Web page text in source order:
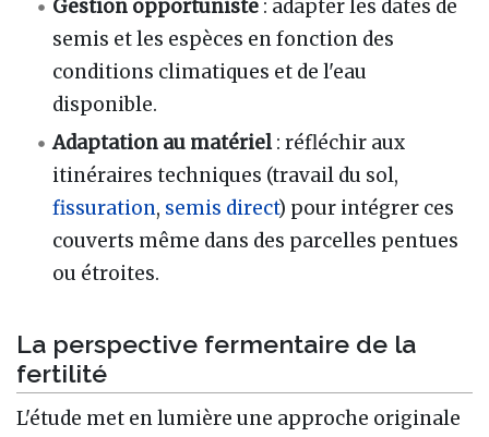
Gestion opportuniste : adapter les dates de
semis et les espèces en fonction des
conditions climatiques et de l'eau
disponible.
Adaptation au matériel: réfléchir aux
itinéraires techniques (travail du sol,
fissuration, semis direct) pour intégrer ces
couverts même dans des parcelles pentues
ou étroites.
La perspective fermentaire de la
fertilité
L'étude met en lumière une approche originale